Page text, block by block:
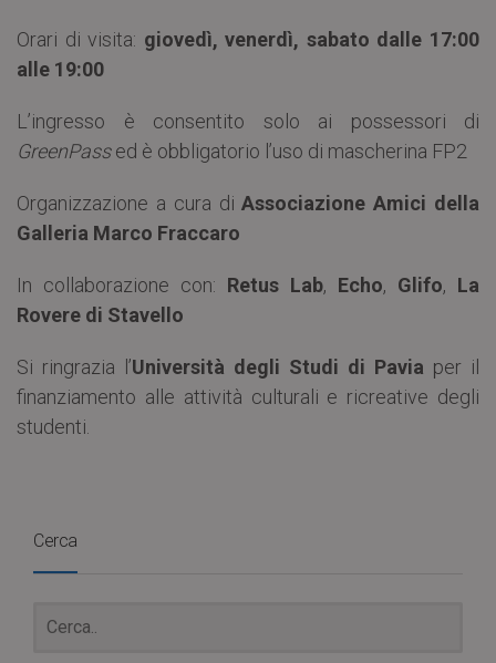
Orari di visita: giovedì, venerdì, sabato dalle 17:00
alle 19:00
L’ingresso è consentito solo ai possessori di
GreenPassed è obbligatorio l’uso di mascherina FP2
Organizzazione a cura diAssociazione Amici della
Galleria Marco Fraccaro
In collaborazione con: Retus Lab, Echo, Glifo, La
Rovere di Stavello
Si ringrazia l’Università degli Studi di Pavia per il
finanziamento alle attività culturali e ricreative degli
studenti.
Cerca